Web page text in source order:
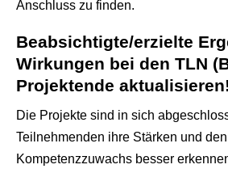
Anschluss zu finden.
Beabsichtigte/erzielte
Wirkungen bei den TLN
Projektende
Die Projekte sind in sich
Teilnehmenden ihre Stärken und den
Kompetenzzuwachs besser